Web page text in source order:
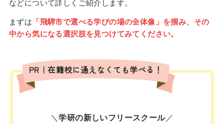
などについて詳しくご紹介します。
まずは 「飛騨市で選べる学びの場の全体像」を掴み、その
中から気になる選択肢を見つけてみてください。
PR｜在籍校に通えなくても学べる！
＼学研の新しいフリースクール／